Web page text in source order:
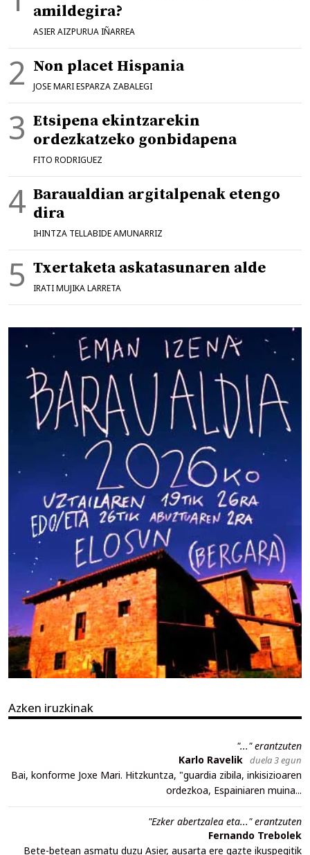
amildegira?
ASIER AIZPURUA IÑARREA
Non placet Hispania
JOSE MARI ESPARZA ZABALEGI
Etsipena ekintzarekin
ordezkatzeko gonbidapena
FITO RODRIGUEZ
Baraualdian argitalpenak etengo
dira
IHINTZA TELLABIDE AMUNARRIZ
Txertaketa askatasunaren alde
IRATI MUJIKA LARRETA
Azken iruzkinak
"..." erantzuten
Karlo Ravelik duela 3 egun
Bai, konforme Joxe Mari. Hitzkuntza, "guardia zibila, inkisizioaren
ordezkoa, Espainiaren muina...
"Ezker abertzalea eta..." erantzuten
Fernando Trebolek
Bete-betean asmatu duzu Asier, ausarta ere gazte ikuspegitik